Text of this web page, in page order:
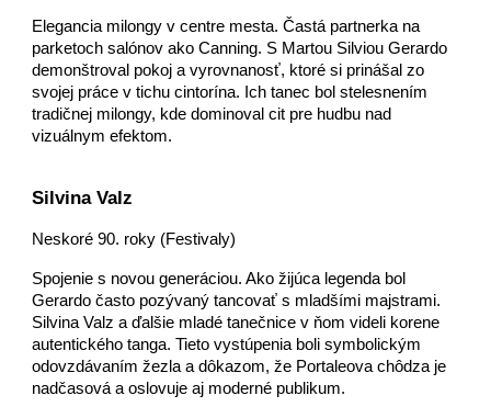
Elegancia milongy v centre mesta. Častá partnerka na
parketoch salónov ako Canning. S Martou Silviou Gerardo
demonštroval pokoj a vyrovnanosť, ktoré si prinášal zo
svojej práce v tichu cintorína. Ich tanec bol stelesnením
tradičnej milongy, kde dominoval cit pre hudbu nad
vizuálnym efektom.
Silvina Valz
Neskoré 90. roky (Festivaly)
Spojenie s novou generáciou. Ako žijúca legenda bol
Gerardo často pozývaný tancovať s mladšími majstrami.
Silvina Valz a ďalšie mladé tanečnice v ňom videli korene
autentického tanga. Tieto vystúpenia boli symbolickým
odovzdávaním žezla a dôkazom, že Portaleova chôdza je
nadčasová a oslovuje aj moderné publikum.